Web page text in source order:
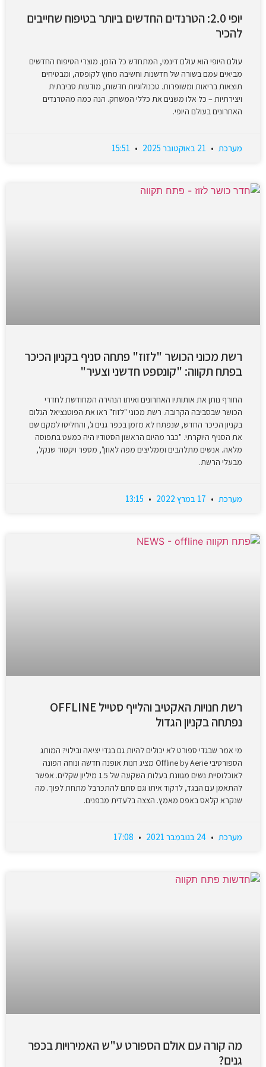
יופי 2.0: הטרנדים החדשים ביותר בטיפוח שחייבים
להכיר
עולם היופי הוא עולם דינמי, המתחדש כל הזמן. מוצרי הטיפוח החדשים
מביאים עמם בשורה של חדשנות וחשיבה מחוץ לקופסה, ומבטיחים
תוצאות בריאות ומשופרות. טכנולוגיות חדשות, מודעות סביבתית
ויצירתיות – כל אלו משנים את כללי המשחק. הנה כמה מהטרנדים
האחרונים בעולם היופי.
מערכת
רשת מכוני הכושר "לזוז" פתחה סניף בקניון הכיכר
בפתח תקווה: "קונספט חדשני וצעיר"
החורף נותן את אותותיו האחרונים ואיתו הנהירה המחודשת לחדרי
הכושר שבסביבה הקרובה. רשת מכוני "לזוז" ראו את הפוטנציאל הגלום
בקניון הכיכר החדש, שנפתח לא מזמן בכפר גנים ג', והחליטו למקם שם
את הסניף היוקרתי. "כבר מהיום הראשון הסטודיו היה כמעט בתפוסה
מלאה. אנשים מתלהבים וממליצים מפה לאוזן", מספר ויקטור שנקל,
מבעלי הרשת.
מערכת
רשת חנויות האקטיב והלייף סטייל OFFLINE
נפתחה בקניון הגדול
מי אמר שבגדי ספורט לא יכולים להיות גם בגדי יציאה ובילוי? המותג
הספורטיבי Offline by Aerie מציג חנות אופנה חדשה ונוחה הפונה
לאוכלוסיית נשים מגוונת בעלות השקעה של 1.5 מיליון שקלים. אפשר
להתאמן עם הבגד, לרקוד איתו וגם סתם להתכרבל מתחת לפוך. מה
שנקרא קלאס באפס מאמץ. הצצה בלעדית מבפנים.
מערכת
מה קורה עם אולם הספורט ע"ש האמירויות בכפר
גנים?